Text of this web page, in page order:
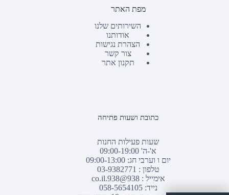
מפת האתר
השירותים שלנו
אודותנו
הצהרת נגישות
צור קשר
תקנון אתר
כתובת ושעות פתיחה
שעות פעילות החנות
א'-ה' 09:00-19:00
יום ו וערבי חג: 09:00-13:00
טלפון : 03-9382771
אימייל :938@938.co.il
נייד: 058-5654105